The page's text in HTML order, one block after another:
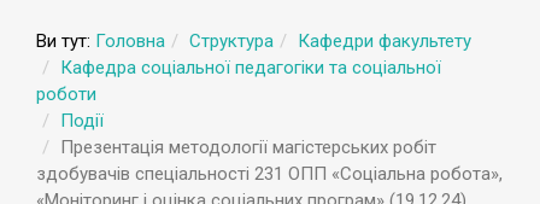
Ви тут: Головна Структура
Кафедри факультету
Кафедра соціальної педагогіки та соціальної
роботи
Події
Презентація методології магістерських робіт
здобувачів спеціальності 231 ОПП «Соціальна робота»,